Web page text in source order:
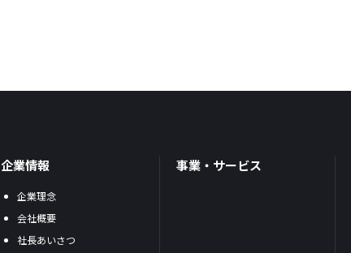
企業情報
企業理念
会社概要
社長あいさつ
事業・サービス